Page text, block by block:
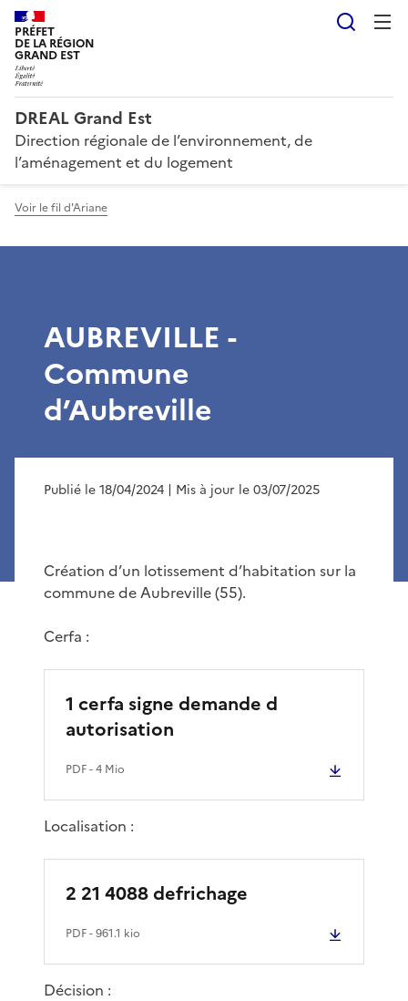
PRÉFET
DE LA RÉGION
GRAND EST
DREAL Grand Est
Direction régionale de l’environnement, de
l’aménagement et du logement
Voir le fil d'Ariane
AUBREVILLE -
Commune
d’Aubreville
Publié le 18/04/2024 | Mis à jour le 03/07/2025
Création d’un lotissement d’habitation sur la
commune de Aubreville (55).
Cerfa :
1 cerfa signe demande d
autorisation
PDF- 4 Mio
Localisation :
2 21 4088 defrichage
PDF- 961.1 kio
Décision :